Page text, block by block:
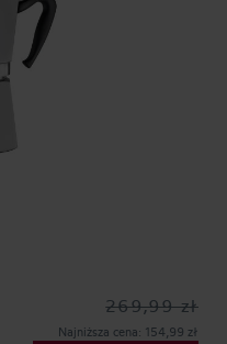
269,99 zł
Najniższa cena: 154,99 zł